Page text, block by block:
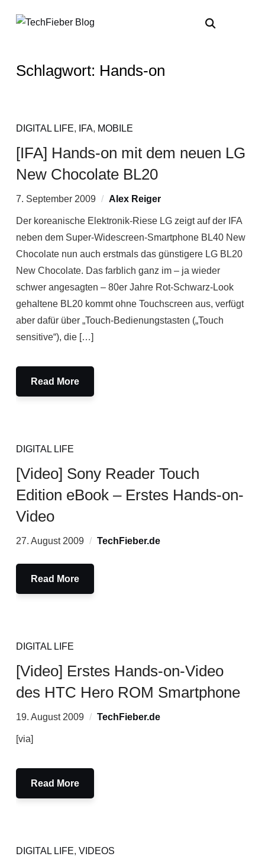
Schlagwort: Hands-on
DIGITAL LIFE, IFA, MOBILE
[IFA] Hands-on mit dem neuen LG
New Chocolate BL20
7. September 2009 Alex Reiger
Der koreanische Elektronik-Riese LG zeigt auf der IFA
neben dem Super-Widescreen-Smartphone BL40 New
Chocolate nun auch erstmals das günstigere LG BL20
New Chocolate. Das farblich ganz im – ja wieder
schwer angesagten – 80er Jahre Rot-Schwarz-Look
gehaltene BL20 kommt ohne Touchscreen aus, verfügt
aber dafür über „Touch-Bedienungstasten („Touch
sensitive“), die […]
Read More
DIGITAL LIFE
[Video] Sony Reader Touch
Edition eBook – Erstes Hands-on-
Video
27. August 2009 TechFieber.de
Read More
DIGITAL LIFE
[Video] Erstes Hands-on-Video
des HTC Hero ROM Smartphone
19. August 2009 TechFieber.de
[via]
Read More
DIGITAL LIFE, VIDEOS